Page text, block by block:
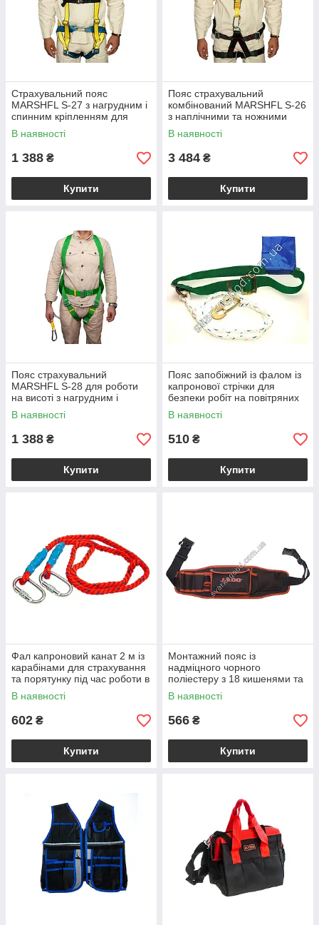
Страхувальний пояс
MARSHFL S-27 з нагрудним і
спинним кріпленням для
роботи на висоті обхват талії
640-1500 мм вага 1.8 кг
В наявності
1 388 ₴
Купити
Пояс страхувальний
комбінований MARSHFL S-26
з наплічними та ножними
лямками для роботи на
висоті
В наявності
3 484 ₴
Купити
Пояс страхувальний
MARSHFL S-28 для роботи
на висоті з нагрудним і
спинним кріпленням розмір 1
640-1000 мм
В наявності
1 388 ₴
Купити
Пояс запобіжний із фалом із
капронової стрічки для
безпеки робіт на повітряних
лініях електропередач
В наявності
510 ₴
Купити
Фал капроновий канат 2 м із
карабінами для страхування
та порятунку під час роботи в
складі бригади ПП2-01
В наявності
602 ₴
Купити
Монтажний пояс із
надміцного чорного
поліестеру з 18 кишенями та
червоними вставками для
інструментів
В наявності
566 ₴
Купити